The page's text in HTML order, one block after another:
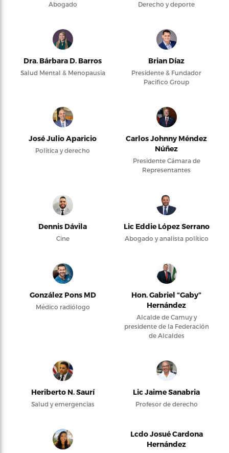
Abogado Derecho y deporte
Dra. Bárbara D. Barros
Salud Mental & Menopausia
Brian Díaz
Presidente & Fundador
Pacifico Group
José Julio Aparicio
Política y derecho
Carlos Johnny Méndez
Núñez
Presidente Cámara de
Representantes
Dennis Dávila
Cine
Lic Eddie López Serrano
Abogado y analista político
González Pons MD
Médico radiólogo
Hon. Gabriel “Gaby”
Hernández
Alcalde de Camuy y
presidente de la Federación
de Alcaldes
Heriberto N. Saurí
Salud y emergencias
Lic Jaime Sanabria
Profesor de derecho
Lcdo Josué Cardona
Hernández